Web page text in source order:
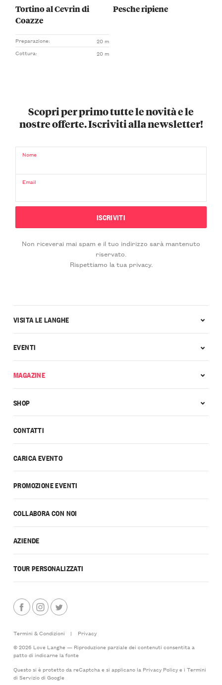
Tortino al Cevrin di
Coazze
Preparazione:
20 m
Cottura:
20 m
Pesche ripiene
Scopri per primo tutte le novità e le
nostre offerte. Iscriviti alla newsletter!
Nome
Email
Non riceverai mai spam e il tuo indirizzo sarà mantenuto
riservato.
Rispettiamo la tua privacy.
CONTATTI
CARICA EVENTO
PROMOZIONE EVENTI
COLLABORA CON NOI
AZIENDE
TOUR PERSONALIZZATI
VISITA LE LANGHE
EVENTI
MAGAZINE
SHOP
Termini & Condizioni |
Privacy
© 2026 Love Langhe — Riproduzione parziale dei contenuti consentita a
patto di indicarne la fonte
Questo si è protetto da reCaptcha e si applicano la Privacy Policye i Termini
di Serviziodi Google